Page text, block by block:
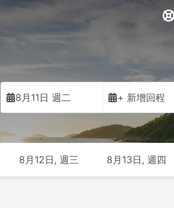
8月11日 週二 + 新增回程
8月12日, 週三 8月13日, 週四